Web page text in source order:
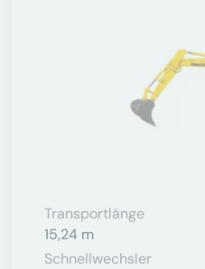
Transportlänge
15,24 m
Schnellwechsler